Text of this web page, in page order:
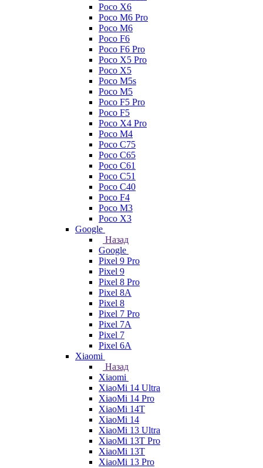
Poco X6
Poco M6 Pro
Poco M6
Poco F6
Poco F6 Pro
Poco X5 Pro
Poco X5
Poco M5s
Poco M5
Poco F5 Pro
Poco F5
Poco X4 Pro
Poco M4
Poco C75
Poco C65
Poco C61
Poco C51
Poco C40
Poco F4
Poco M3
Poco X3
Google
Назад
Google
Pixel 9 Pro
Pixel 9
Pixel 8 Pro
Pixel 8A
Pixel 8
Pixel 7 Pro
Pixel 7A
Pixel 7
Pixel 6A
Xiaomi
Назад
Xiaomi
XiaoMi 14 Ultra
XiaoMi 14 Pro
XiaoMi 14T
XiaoMi 14
XiaoMi 13 Ultra
XiaoMi 13T Pro
XiaoMi 13T
XiaoMi 13 Pro